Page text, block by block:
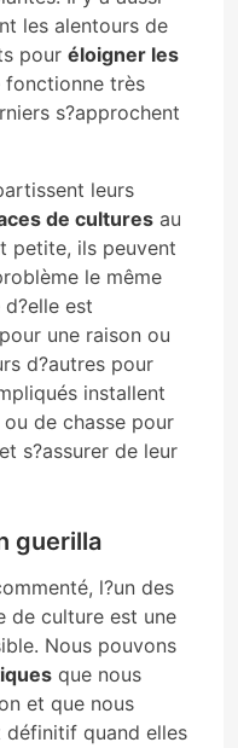
les alentours de
pour éloigner les
fonctionne très
s?approchent
leurs
de cultures au
petite, ils peuvent
le même
est
une raison ou
d?autres pour
installent
de chasse pour
s?assurer de leur
guerilla
l?un des
de culture est une
Nous pouvons
que nous
et que nous
définitif quand elles